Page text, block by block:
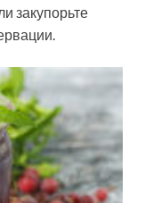
закупорьте